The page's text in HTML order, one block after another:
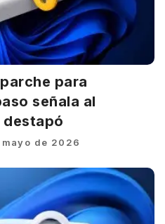
para
señala al
de 2026